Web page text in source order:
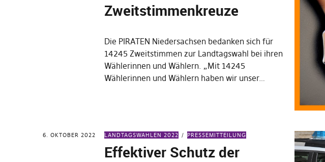
Zweitstimmenkreuze
Die PIRATEN Niedersachsen bedanken sich für
14245 Zweitstimmen zur Landtagswahl bei ihren
Wählerinnen und Wählern. „Mit 14245
Wählerinnen und Wählern haben wir unser…
6. OKTOBER 2022 LANDTAGSWAHLEN 2022 PRESSEMITTEILUNG
Effektiver Schutz der